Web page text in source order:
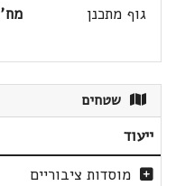
גוף מתכנן
שטחים
ייעוד
מוסדות ציבוריים